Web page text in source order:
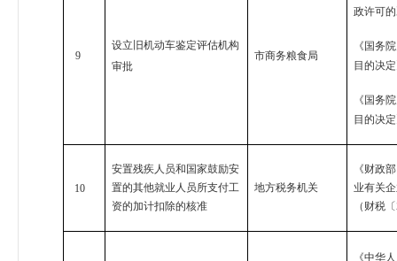
9
设立旧机动车鉴定评估机构
审批
市商务粮食局
政许可
《国务
目的决
《国务
目的决
10
安置残疾人员和国家鼓励安
置的其他就业人员所支付工
资的加计扣除的核准
地方税务机关
《财政部
业有关
（财税〔
《中华